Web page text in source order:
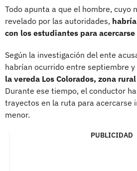
Todo apunta a que el hombre, cuyo
revelado por las autoridades,
con los estudiantes para
Según la investigación del ente
habrían ocurrido entre septiembre
la vereda Los Colorados, zona
Durante ese tiempo, el conductor
trayectos en la ruta para acercarse
menor.
PUBLICIDAD